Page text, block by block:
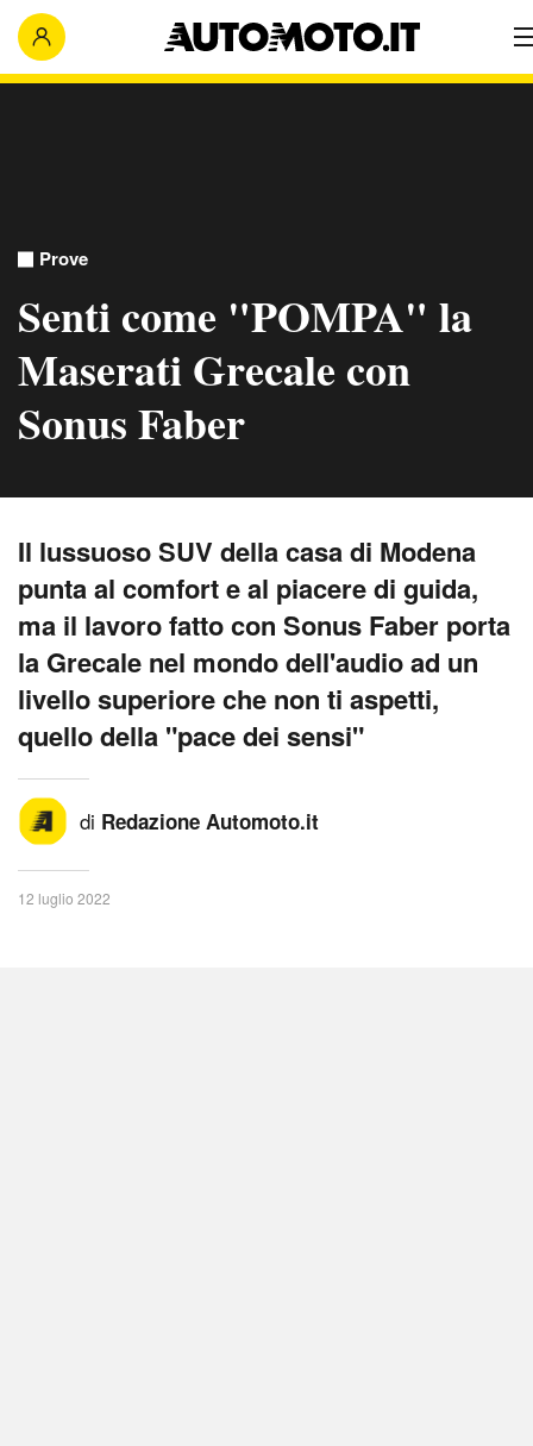
Prove
Senti come "POMPA" la
Maserati Grecale con
Sonus Faber
Il lussuoso SUV della casa di Modena
punta al comfort e al piacere di guida,
ma il lavoro fatto con Sonus Faber porta
la Grecale nel mondo dell'audio ad un
livello superiore che non ti aspetti,
quello della "pace dei sensi"
di Redazione Automoto.it
12 luglio 2022